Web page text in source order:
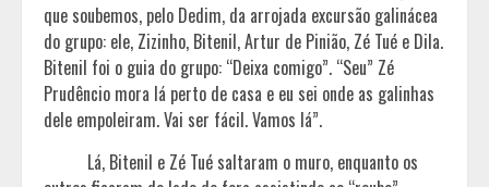
que soubemos, pelo Dedim, da arrojada excursão galinácea
do grupo: ele, Zizinho, Bitenil, Artur de Pinião, Zé Tué e Dila.
Bitenil foi o guia do grupo: “Deixa comigo”. “Seu” Zé
Prudêncio mora lá perto de casa e eu sei onde as galinhas
dele empoleiram. Vai ser fácil. Vamos lá”.
Lá, Bitenil e Zé Tué saltaram o muro, enquanto os